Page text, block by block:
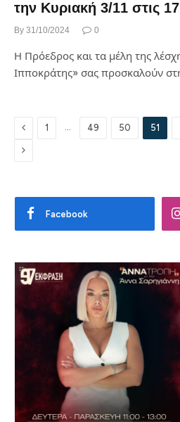
την Κυριακή 3/11 στις
By 31/10/2024 0
Η Πρόεδρος και τα μέλη της
Ιπποκράτης» σας προσκαλούν
Previous
1 … 49 50 51
Next
Facebook